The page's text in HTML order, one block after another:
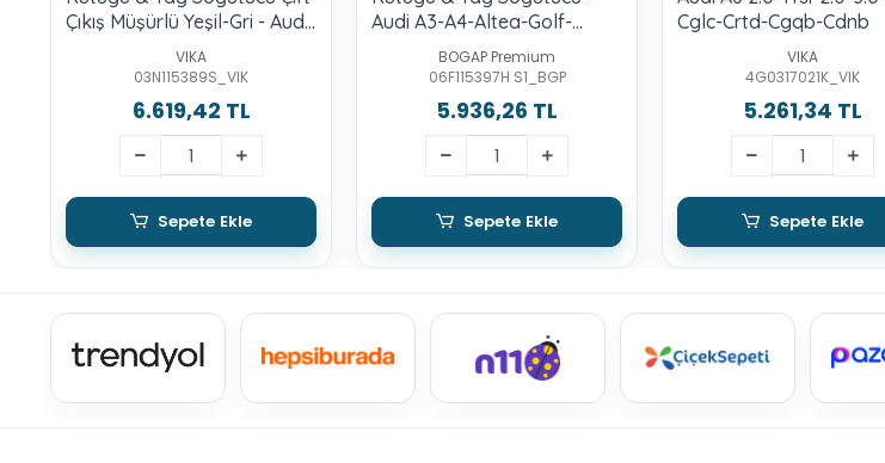
Çıkış Müşürlü Yeşil-Gri - Audi
A6-2.0-Tdı-Cnha-15-18-
Touareg-3.0-Tdı-Crca-
Porsche-Cayenne-
Panamera-Macan
VIKA
03N115389S_VIK
6.619,42 TL
Sepete Ekle
Audi A3-A4-Altea-Golf-
Jetta-Leon-Octavia-
Passat-2.0-Bwa-Axx-Bpy
BOGAP Premium
06F115397H S1_BGP
5.936,26 TL
Sepete Ekle
Cglc-Crtd-Cgqb-Cdnb
VIKA
4G0317021K_VIK
5.261,34 TL
Sepete Ekle